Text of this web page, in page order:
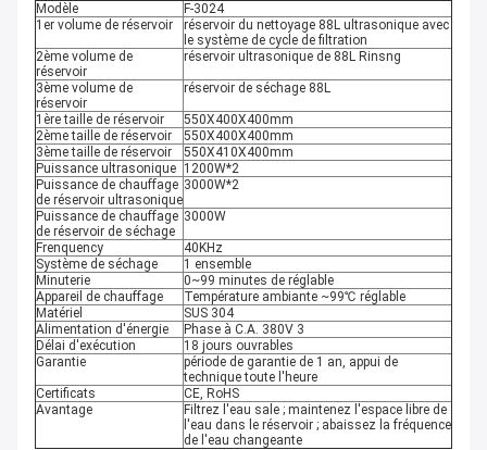
Modèle
F-3024
1er volume de réservoir
réservoir du nettoyage 88L ultrasonique avec
le système de cycle de filtration
2ème volume de
réservoir
réservoir ultrasonique de 88L Rinsng
3ème volume de
réservoir
réservoir de séchage 88L
1ère taille de réservoir
550X400X400mm
2ème taille de réservoir
550X400X400mm
3ème taille de réservoir
550X410X400mm
Puissance ultrasonique 1200W*2
Puissance de chauffage
de réservoir ultrasonique
3000W*2
Puissance de chauffage
de réservoir de séchage
3000W
Frenquency
40KHz
Système de séchage
1 ensemble
Minuterie
0~99 minutes de réglable
Appareil de chauffage
Température ambiante ~99℃ réglable
Matériel
SUS 304
Alimentation d'énergie
Phase à C.A. 380V 3
Délai d'exécution
18 jours ouvrables
Garantie
période de garantie de 1 an, appui de
technique toute l'heure
Certificats
CE, RoHS
Avantage
Filtrez l'eau sale ; maintenez l'espace libre de
l'eau dans le réservoir ; abaissez la fréquence
de l'eau changeante